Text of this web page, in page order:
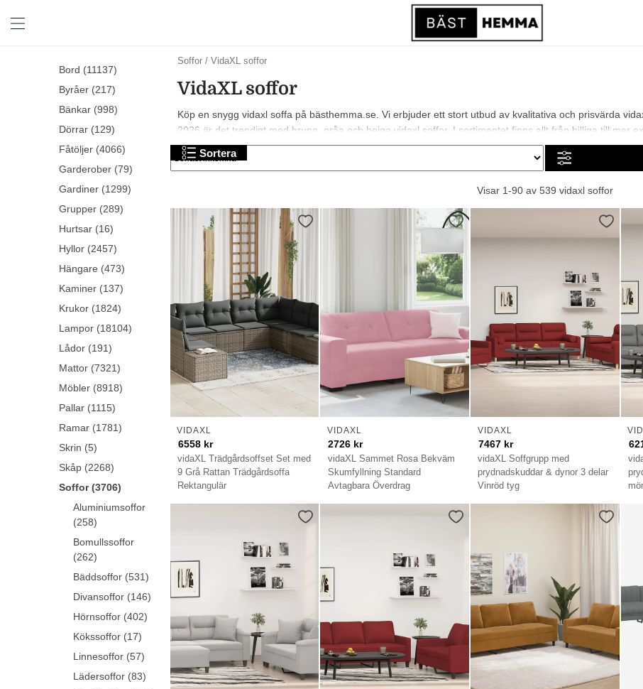
Soffor/ VidaXL soffor
VidaXL soffor
Köp en snygg vidaxl soffa på bästhemma.se. Vi erbjuder ett stort utbud av kvalitativa och prisvärda
2026 är det trendigt med bruna, gråa och beiga vidaxl soffor. I sortimentet finns allt från billiga till mer
Sortera
Visar 1-90 av 539 vidaxl soffor
vidaXL Trädgårdsoffset Set med
9 Grå Rattan Trädgårdsoffa
Rektangulär
VIDAXL
6558 kr
vidaXL Sammet Rosa Bekväm
Skumfyllning Standard
Avtagbara Överdrag
VIDAXL
2726 kr
vidaXL Soffgrupp med
prydnadskuddar & dynor 3 delar
Vinröd tyg
VIDAXL
7467 kr
Bord (11137)
Byråer (217)
Bänkar (998)
Dörrar (129)
Fåtöljer (4066)
Garderober (79)
Gardiner (1299)
Grupper (289)
Hurtsar (16)
Hyllor (2457)
Hängare (473)
Kaminer (137)
Krukor (1824)
Lampor (18104)
Lådor (191)
Mattor (7321)
Möbler (8918)
Pallar (1115)
Ramar (1781)
Skrin (5)
Skåp (2268)
Soffor (3706)
Aluminiumsoffor
(258)
Bomullssoffor
(262)
Bäddsoffor (531)
Divansoffor (146)
Hörnsoffor (402)
Kökssoffor (17)
Linnesoffor (57)
Lädersoffor (83)